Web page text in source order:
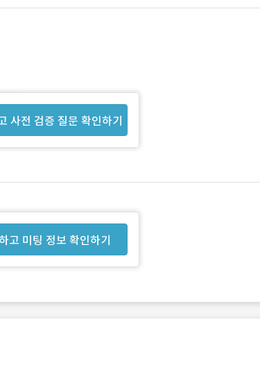
사전 검증 질문 확인하기
고 미팅 정보 확인하기